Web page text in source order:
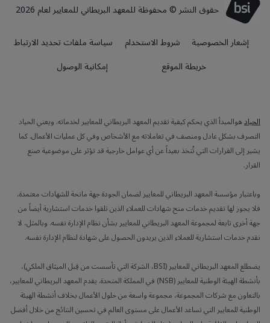
حقوق النشر © محفوظة للمعهد البريطاني للمعايير لعام 2026
إشعار الخصوصية
شروط الاستخدام
سياسة ملفات تحديد الارتباط
خريطة الموقع
إمكانية الوصول
الحيادهوالمبدأ الذي يحكم كيفية تقديم المعهد البريطاني للمعايير لخدماته. ويعني الحياد
التصرف بشكل عادل ومنصف في تعاملاته مع الأشخاص وفي كل عمليات الأعمال. كما
يشير إلى القرارات التي تُتخذ بعيداً عن أي عوامل خارجية قد تؤثر على موضوعية صنع
القرار.
وباعتبار مؤسسة المعهد البريطاني للمعايير لضمان الجودة جهة مانحة للشهادات معتمدة،
فلا يجوز لها تقديم خدمات منح شهادات للعملاء الذين تلقوا خدمات استشارية أيضاً من
جهة أخرى تابعة لمجموعة المعهد البريطاني للمعايير بشأن نظام الإدارة نفسه. وبالمثل، لا
نقدم خدمات استشارية للعملاء الذين يريدون الحصول على شهادة لنظام الإدارة نفسه.
يضطلع المعهد البريطاني للمعايير (BSI، الشركة التي تأسست من قِبل الميثاق الملكي)،
بأنشطة الهيئة الوطنية للمعايير (NSB) في المملكة المتحدة. يقدم المعهد البريطاني للمعايير،
بالتعاون مع شركات المجموعة، مجموعة واسعة من حلول الأعمال بخلاف أنشطة الهيئة
الوطنية للمعايير التي تساعد الأعمال على مستوى العالم في تحسين النتائج من خلال أفضل